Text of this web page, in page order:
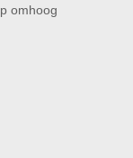
omhoog